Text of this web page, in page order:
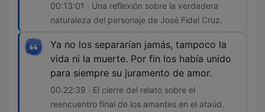
00:13:01 · Una reflexión sobre la verdadera
naturaleza del personaje de José Fidel Cruz.
Ya no los separarían jamás, tampoco la
vida ni la muerte. Por fin los había unido
para siempre su juramento de amor.
00:22:39 · El cierre del relato sobre el
reencuentro final de los amantes en el ataúd.